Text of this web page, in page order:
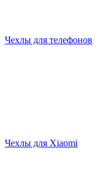
Чехлы для телефонов
Чехлы для Xiaomi